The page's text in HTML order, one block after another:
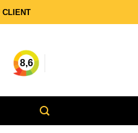
CLIENT
8,6